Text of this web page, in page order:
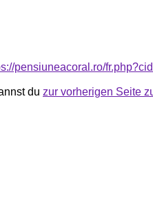
pensiuneacoral.ro/
du zur vorherigen Seite